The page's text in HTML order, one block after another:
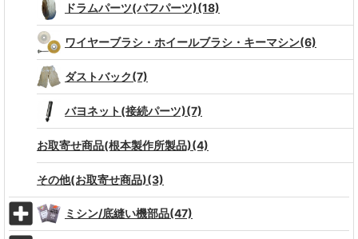
ドラムパーツ(バフパーツ)(18)
ワイヤーブラシ・ホイールブラシ・キーマシン(6)
ダストバック(7)
バヨネット(接続パーツ)(7)
お取寄せ商品(根本製作所製品)(4)
その他(お取寄せ商品)(3)
ミシン/底縫い機部品(47)